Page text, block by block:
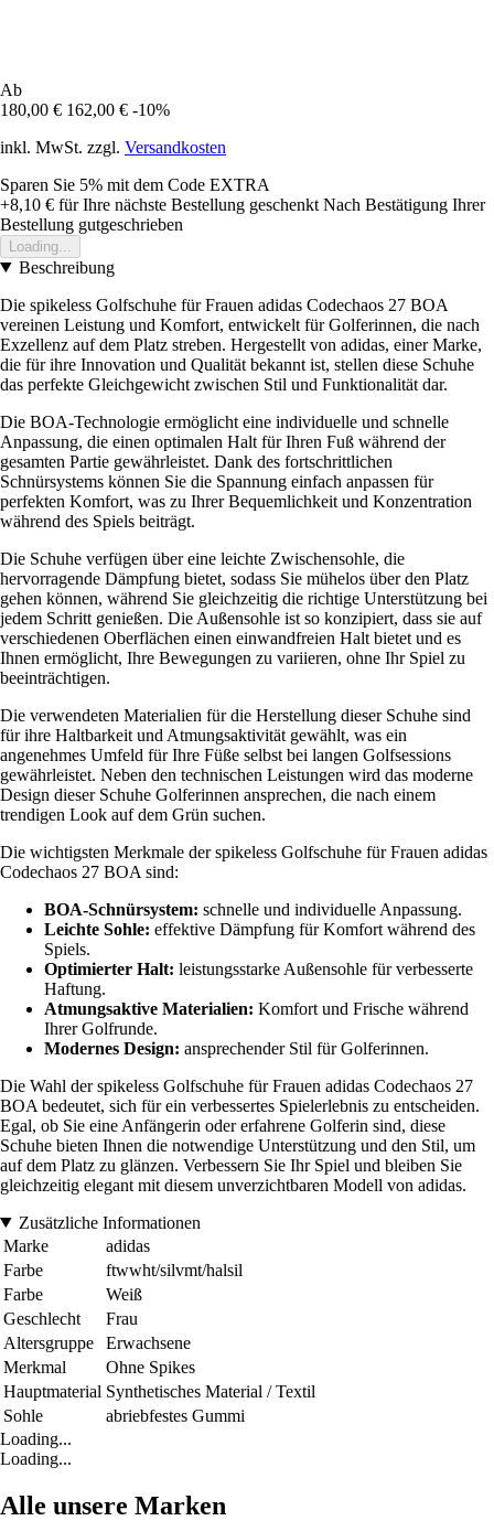
Ab
180,00 € 162,00 € -10%
inkl. MwSt. zzgl. Versandkosten
Sparen Sie 5% mit dem Code EXTRA
+8,10 € für Ihre nächste Bestellung geschenkt Nach Bestätigung Ihrer
Bestellung gutgeschrieben
Loading...
Beschreibung
Die spikeless Golfschuhe für Frauen adidas Codechaos 27 BOA
vereinen Leistung und Komfort, entwickelt für Golferinnen, die nach
Exzellenz auf dem Platz streben. Hergestellt von adidas, einer Marke,
die für ihre Innovation und Qualität bekannt ist, stellen diese Schuhe
das perfekte Gleichgewicht zwischen Stil und Funktionalität dar.
Die BOA-Technologie ermöglicht eine individuelle und schnelle
Anpassung, die einen optimalen Halt für Ihren Fuß während der
gesamten Partie gewährleistet. Dank des fortschrittlichen
Schnürsystems können Sie die Spannung einfach anpassen für
perfekten Komfort, was zu Ihrer Bequemlichkeit und Konzentration
während des Spiels beiträgt.
Die Schuhe verfügen über eine leichte Zwischensohle, die
hervorragende Dämpfung bietet, sodass Sie mühelos über den Platz
gehen können, während Sie gleichzeitig die richtige Unterstützung bei
jedem Schritt genießen. Die Außensohle ist so konzipiert, dass sie auf
verschiedenen Oberflächen einen einwandfreien Halt bietet und es
Ihnen ermöglicht, Ihre Bewegungen zu variieren, ohne Ihr Spiel zu
beeinträchtigen.
Die verwendeten Materialien für die Herstellung dieser Schuhe sind
für ihre Haltbarkeit und Atmungsaktivität gewählt, was ein
angenehmes Umfeld für Ihre Füße selbst bei langen Golfsessions
gewährleistet. Neben den technischen Leistungen wird das moderne
Design dieser Schuhe Golferinnen ansprechen, die nach einem
trendigen Look auf dem Grün suchen.
Die wichtigsten Merkmale der spikeless Golfschuhe für Frauen adidas
Codechaos 27 BOA sind:
BOA-Schnürsystem: schnelle und individuelle Anpassung.
Leichte Sohle: effektive Dämpfung für Komfort während des
Spiels.
Optimierter Halt: leistungsstarke Außensohle für verbesserte
Haftung.
Atmungsaktive Materialien: Komfort und Frische während
Ihrer Golfrunde.
Modernes Design: ansprechender Stil für Golferinnen.
Die Wahl der spikeless Golfschuhe für Frauen adidas Codechaos 27
BOA bedeutet, sich für ein verbessertes Spielerlebnis zu entscheiden.
Egal, ob Sie eine Anfängerin oder erfahrene Golferin sind, diese
Schuhe bieten Ihnen die notwendige Unterstützung und den Stil, um
auf dem Platz zu glänzen. Verbessern Sie Ihr Spiel und bleiben Sie
gleichzeitig elegant mit diesem unverzichtbaren Modell von adidas.
Zusätzliche Informationen
Marke
adidas
Farbe
ftwwht/silvmt/halsil
Farbe
Weiß
Geschlecht
Frau
Altersgruppe
Erwachsene
Merkmal
Ohne Spikes
Hauptmaterial Synthetisches Material / Textil
Sohle
abriebfestes Gummi
Loading...
Loading...
Alle unsere Marken